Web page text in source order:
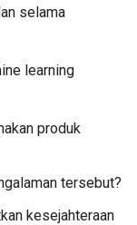
selama
learning
produk
tersebut?
kesejahteraan